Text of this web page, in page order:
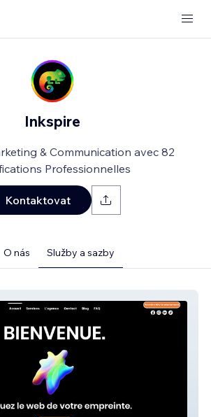
Inkspire
& Communication avec 82
Professionnelles
Kontaktovat
O nás Služby a sazby